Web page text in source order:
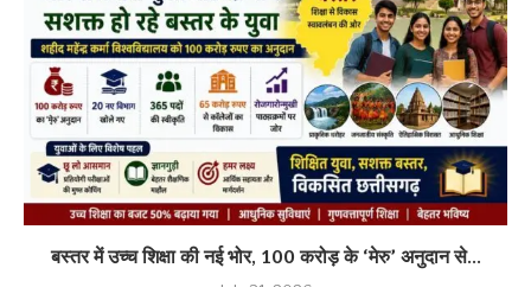
बस्तर में उच्च शिक्षा की नई भोर, 100 करोड़ के ‘मेरु’ अनुदान से...